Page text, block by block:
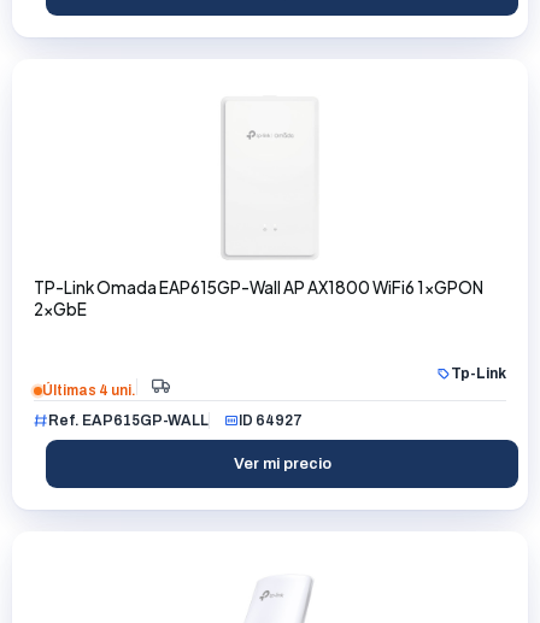
TP-Link Omada EAP615GP-Wall AP AX1800 WiFi6 1xGPON
2xGbE
Tp-Link
Últimas 4 uni.
Ref. EAP615GP-WALL
ID 64927
Ver mi precio